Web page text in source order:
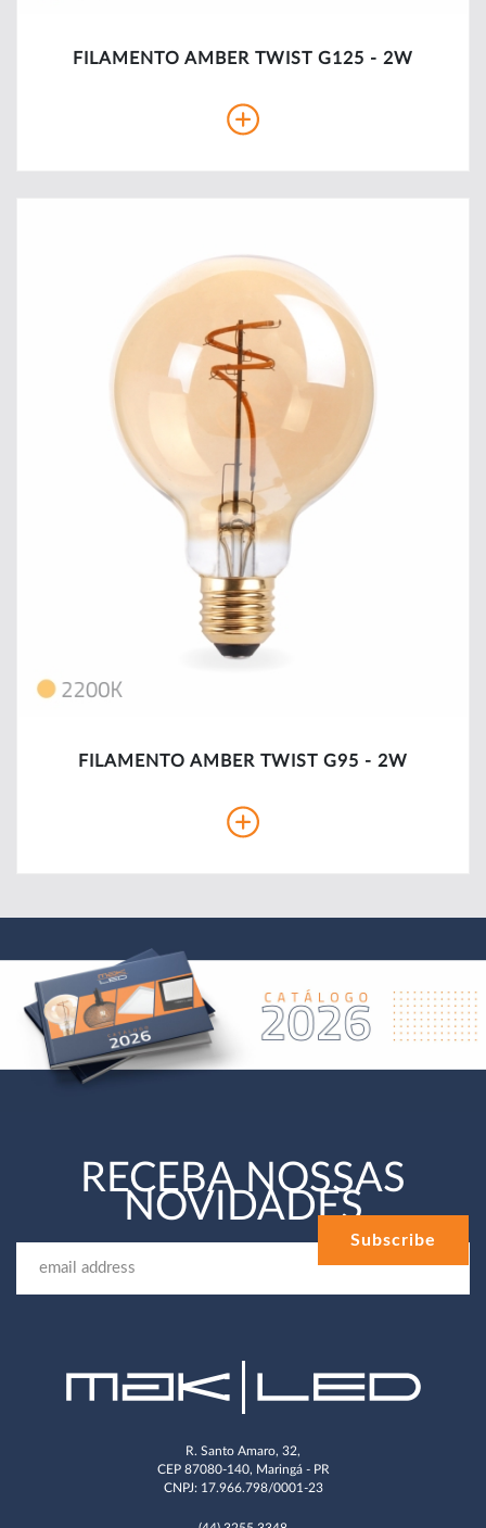
FILAMENTO AMBER TWIST G125 - 2W
FILAMENTO AMBER TWIST G95 - 2W
RECEBA NOSSAS
NOVIDADES
R. Santo Amaro, 32,
CEP 87080-140, Maringá - PR
CNPJ: 17.966.798/0001-23